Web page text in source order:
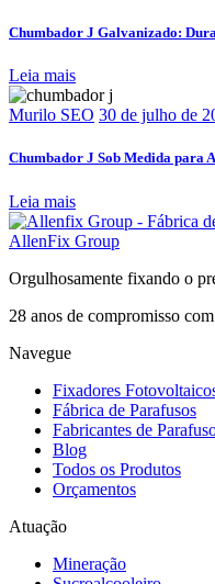
Chumbador J Galvanizado:
Leia mais
Murilo SEO 30 de julho de
Chumbador J Sob Medida para
Leia mais
AllenFix Group
Orgulhosamente fixando o
28 anos de compromisso
Navegue
Fixadores
Fábrica de Parafusos
Fabricantes de
Blog
Todos os Produtos
Orçamentos
Atuação
Mineração